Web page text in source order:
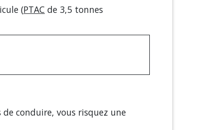
(PTAC de 3,5 tonnes
conduire, vous risquez une